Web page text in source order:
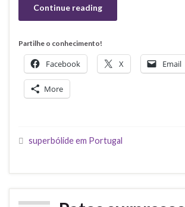
Continue reading
Partilhe o conhecimento!
Facebook X Email
More
superbólide em Portugal